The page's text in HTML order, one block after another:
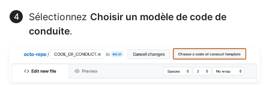
Sélectionnez Choisir un modèle de code de
conduite.